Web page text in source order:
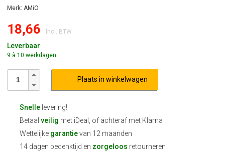
Merk: AMiO
18,66 Incl. BTW
Leverbaar
9 à 10 werkdagen
Plaats in winkelwagen
Snellelevering!
Betaal veilig met iDeal, of achteraf met Klarna
Wettelijke garantievan 12 maanden
14 dagen bedenktijd en zorgeloos retourneren